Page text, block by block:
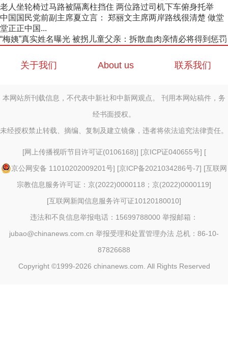
老人坐轮椅过马路被隔离柱挡住 两位路过司机下车俯身托举
中国国民党前副主席夏立言： 郑丽文主席两岸路线很清楚 做堂
堂正正中国...
“梅姨”真实姓名曝光 被拐儿童父亲：拆散血肉亲情必将得到惩罚
关于我们 About us 联系我们
本网站所刊载信息，不代表中新社和中新网观点。 刊用本网站稿件，务
经书面授权。
未经授权禁止转载、摘编、复制及建立镜像，违者将依法追究法律责任。
[网上传播视听节目许可证(0106168)] [京ICP证040655号] [
京公网安备 11010202009201号] [京ICP备2021034286号-7] [互联网
宗教信息服务许可证：京(2022)0000118；京(2022)0000119]
[互联网新闻信息服务许可证10120180010]
违法和不良信息举报电话：15699788000 举报邮箱：
jubao@chinanews.com.cn 举报受理和处置管理办法 总机：86-10-
87826688
Copyright ©1999-2026 chinanews.com. All Rights Reserved